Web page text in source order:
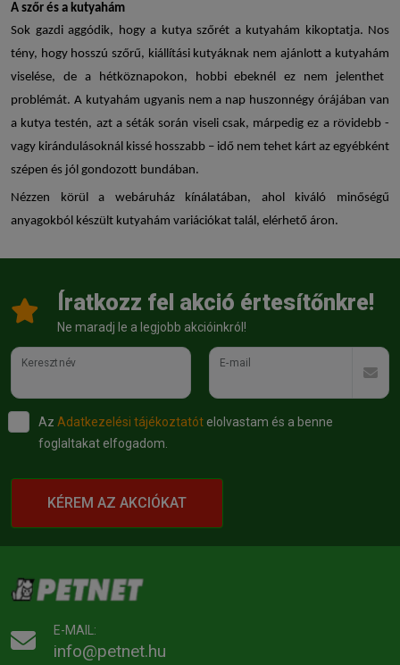
A szőr és a kutyahám
Sok gazdi aggódik, hogy a kutya szőrét a kutyahám kikoptatja. Nos
tény, hogy hosszú szőrű, kiállítási kutyáknak nem ajánlott a kutyahám
viselése, de a hétköznapokon, hobbi ebeknél ez nem jelenthet
problémát. A kutyahám ugyanis nem a nap huszonnégy órájában van
a kutya testén, azt a séták során viseli csak, márpedig ez a rövidebb -
vagy kirándulásoknál kissé hosszabb – idő nem tehet kárt az egyébként
szépen és jól gondozott bundában.
Nézzen körül a webáruház kínálatában, ahol kiváló minőségű
anyagokból készült kutyahám variációkat talál, elérhető áron.
Íratkozz fel akció értesítőnkre!
Ne maradj le a legjobb akcióinkról!
Keresztnév E-mail
Az Adatkezelési tájékoztatót elolvastam és a benne
foglaltakat elfogadom.
KÉREM AZ AKCIÓKAT
E-MAIL:
info@petnet.hu